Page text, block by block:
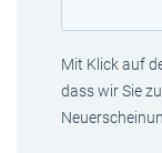
Mit Klick auf
dass wir Sie